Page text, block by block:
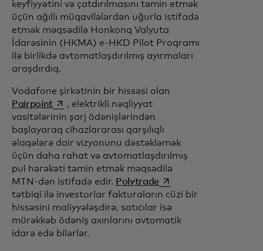
keyfiyyətini və çatdırılmasını təmin etmək
üçün ağıllı müqavilələrdən uğurla istifadə
etmək məqsədilə Honkonq Valyuta
İdarəsinin (HKMA) e-HKD Pilot Proqramı
ilə birlikdə avtomatlaşdırılmış ayırmaları
araşdırdıq.
Vodafone şirkətinin bir hissəsi olan
Pairpointopens in a new tab
, elektrikli nəqliyyat
vasitələrinin şarj ödənişlərindən
başlayaraq cihazlararası qarşılıqlı
əlaqələrə dair vizyonunu dəstəkləmək
üçün daha rahat və avtomatlaşdırılmış
pul hərəkəti təmin etmək məqsədilə
MTN-dən istifadə edir. Polytrade opens in a new tab
tətbiqi ilə investorlar fakturaların cüzi bir
hissəsini maliyyələşdirə, satıcılar isə
mürəkkəb ödəniş axınlarını avtomatik
idarə edə bilərlər.